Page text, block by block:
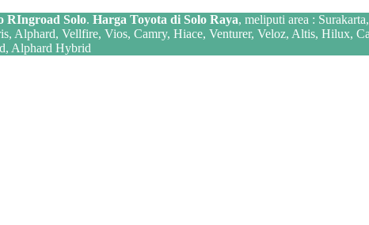
RIngroad Solo. Harga Toyota di Solo Raya, meliputi area :
Alphard, Vellfire, Vios, Camry, Hiace, Venturer, Veloz, Altis,
Alphard Hybrid